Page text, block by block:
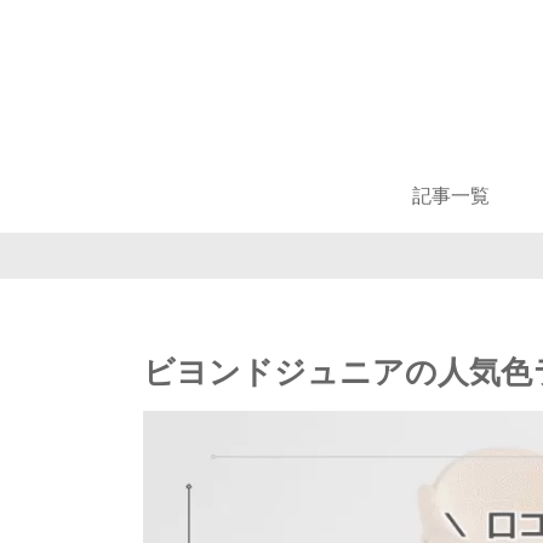
記事一覧
ビヨンドジュニアの人気